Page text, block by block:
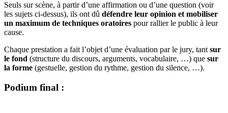
Seuls sur scène, à partir d’une affirmation ou d’une question (voir
les sujets ci-dessus), ils ont dû défendre leur opinion et mobiliser
un maximum de techniques oratoires pour rallier le public à leur
cause.
Chaque prestation a fait l’objet d’une évaluation par le jury, tant sur
le fond (structure du discours, arguments, vocabulaire, …) que sur
la forme (gestuelle, gestion du rythme, gestion du silence, …).
Podium final :